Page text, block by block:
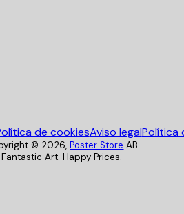
de cookiesAviso legalPolítica
© 2026, Poster Store AB
Fantastic Art. Happy Prices.